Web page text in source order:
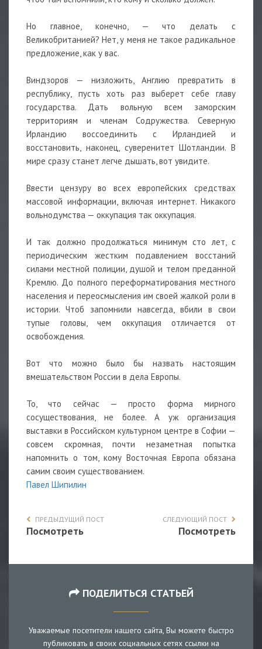
Но главное, конечно, — что делать с
Великобританией? Нет, у меня не такое радикальное
предложение, как у вас.
Виндзоров — низложить, Англию превратить в
республику, пусть хоть раз выберет себе главу
государства. Дать вольную всем заморским
территориям и членам Содружества. Северную
Ирландию воссоединить с Ирландией и
восстановить, наконец, суверенитет Шотландии. В
мире сразу станет легче дышать, вот увидите.
Ввести цензуру во всех европейских средствах
массовой информации, включая интернет. Никакого
вольнодумства — оккупация так оккупация.
И так должно продолжаться минимум сто лет, с
периодическим жестким подавлением восстаний
силами местной полиции, душой и телом преданной
Кремлю. До полного переформатирования местного
населения и переосмысления им своей жалкой роли в
истории. Чтоб запомнили навсегда, вбили в свои
тупые головы, чем оккупация отличается от
освобождения.
Вот что можно было бы назвать настоящим
вмешательством России в дела Европы.
То, что сейчас — просто форма мирного
сосуществования, не более. А уж организация
выставки в Российском культурном центре в Софии —
совсем скромная, почти незаметная попытка
напомнить о том, кому Восточная Европа обязана
самим своим существованием.
Павел Шипилин
ПРЕДЫДУЩИЙ ПОСТ
Посмотреть
СЛЕДУЮЩИЙ ПОСТ
Посмотреть
ПОДЕЛИТЬСЯ СТАТЬЕЙ
Уважаемые посетители нашего сайта, Вы можете быстро
публиковать в своих социальных сетях ссылки на